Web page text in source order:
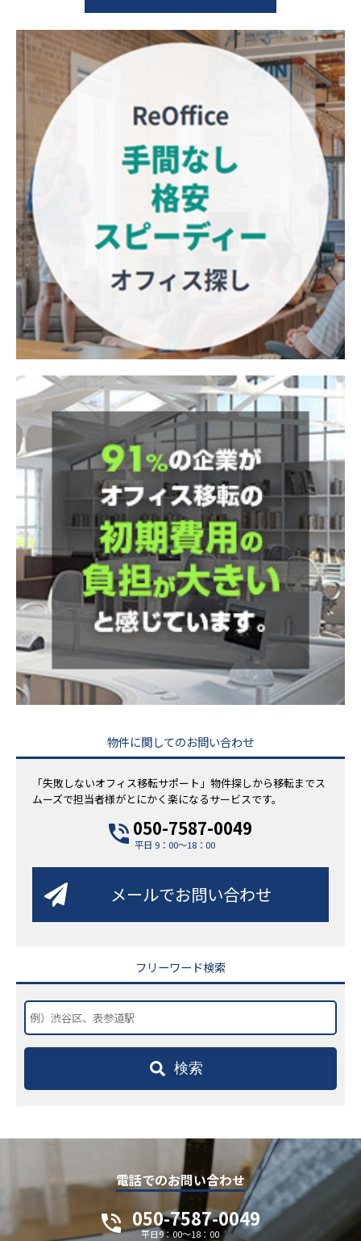
物件に関してのお問い合わせ
「失敗しないオフィス移転サポート」物件探しから移転までス
ムーズで担当者様がとにかく楽になるサービスです。
050-7587-0049
平日 9：00～18：00
メールでお問い合わせ
フリーワード検索
検索
電話でのお問い合わせ
050-7587-0049
平日9：00～18：00